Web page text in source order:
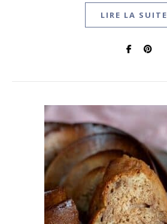
LIRE LA SUITE